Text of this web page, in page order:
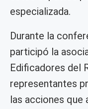
especializada.
Durante la
participó la
Edificadores del
representantes
las acciones que